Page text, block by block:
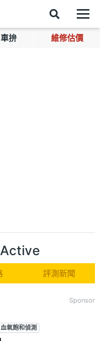
車拚 維修估價
評測新聞
Sponsor
血氧飽和偵測